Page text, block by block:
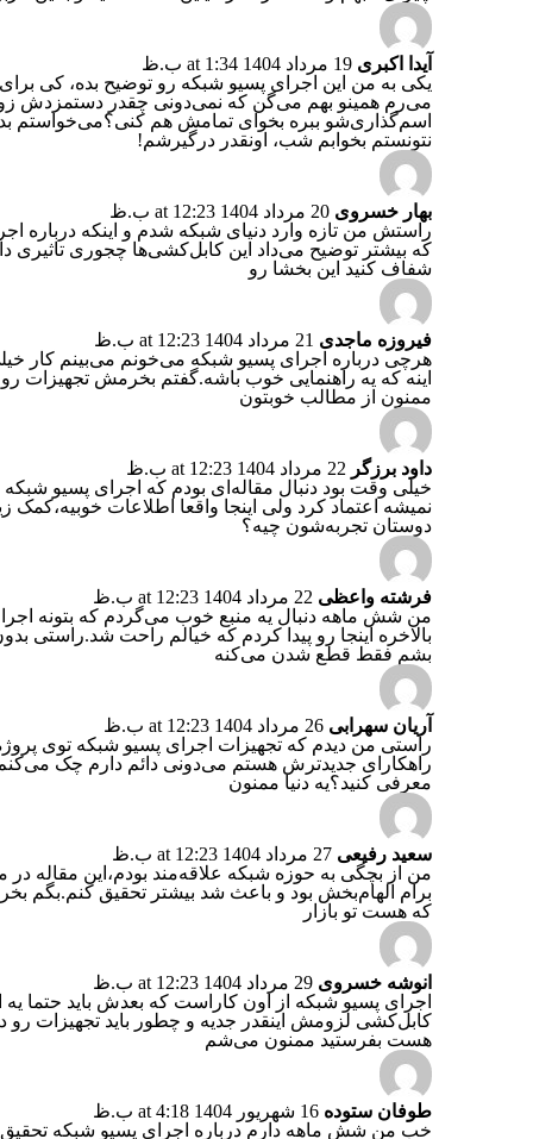
آیدا اکبری 19 مرداد 1404 at 1:34 ب.ظ
یکی به من این اجرای پسیو شبکه رو توضیح بده، کی
می‌رم همینو بهم می‌گن که نمی‌دونی چقدر دستمزدش زور
اسم‌گذاری‌شو ببره بخوای تمامش هم کنی؟می‌خواستم
نتونستم بخوابم شب، اونقدر درگیرشم!
بهار خسروی 20 مرداد 1404 at 12:23 ب.ظ
راستش من تازه وارد دنیای شبکه شدم و اینکه درباره
که بیشتر توضیح می‌داد این کابل‌کشی‌ها چجوری
شفاف کنید این بخشا رو
فیروزه ماجدی 21 مرداد 1404 at 12:23 ب.ظ
هرچی درباره اجرای پسیو شبکه می‌خونم می‌بینم کار
اینه که یه راهنمایی خوب باشه.گفتم بخرمش تجهیزات
ممنون از مطالب خوبتون
داود برزگر 22 مرداد 1404 at 12:23 ب.ظ
خیلی وقت بود دنبال مقاله‌ای بودم که اجرای پسیو
نمیشه اعتماد کرد ولی اینجا واقعا اطلاعات خوبیه،کمک
دوستان تجربه‌شون چیه؟
فرشته واعظی 22 مرداد 1404 at 12:23 ب.ظ
من شش ماهه دنبال یه منبع خوب می‌گردم که بتونه
بالاخره اینجا رو پیدا کردم که خیالم راحت شد.راستی
بشم فقط قطع شدن می‌کنه
آریان سهرابی 26 مرداد 1404 at 12:23 ب.ظ
راستی من دیدم که تجهیزات اجرای پسیو شبکه توی
راهکارای جدیدترش هستم می‌دونی دائم دارم چک
معرفی کنید؟یه دنیا ممنون
سعید رفیعی 27 مرداد 1404 at 12:23 ب.ظ
من از بچگی به حوزه شبکه علاقه‌مند بودم،این مقاله
برام الهام‌بخش بود و باعث شد بیشتر تحقیق کنم.بگم
که هست تو بازار
انوشه خسروی 29 مرداد 1404 at 12:23 ب.ظ
اجرای پسیو شبکه از اون کاراست که بعدش باید حتما
کابل‌کشی لزومش اینقدر جدیه و چطور باید تجهیزات
هست بفرستید ممنون می‌شم
طوفان ستوده 16 شهریور 1404 at 4:18 ب.ظ
خب من شش ماهه دارم درباره اجرای پسیو شبکه